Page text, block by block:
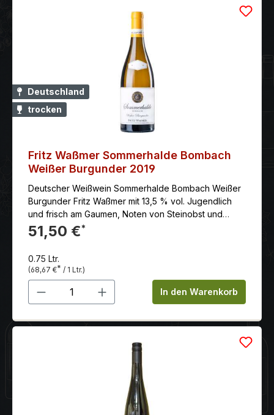
Deutschland
trocken
Fritz Waßmer Sommerhalde Bombach
Weißer Burgunder 2019
Deutscher Weißwein Sommerhalde Bombach Weißer
Burgunder Fritz Waßmer mit 13,5 % vol. Jugendlich
und frisch am Gaumen, Noten von Steinobst und
Limette, mit einer feinen Salzigkeit.
51,50 €*
0.75 Ltr.
(68,67 €* / 1 Ltr.)
Produkt Anzahl: Gib denIn den Warenkorb